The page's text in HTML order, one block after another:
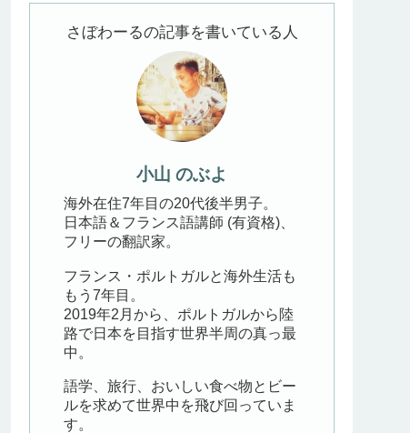
さぼわーるの記事を書いている人
小山 のぶよ
海外在住7年目の20代後半男子。
日本語＆フランス語講師 (有資格)、
フリーの翻訳家。
フランス・ポルトガルと海外生活も
もう7年目。
2019年2月から、ポルトガルから陸
路で日本を目指す世界半周の真っ最
中。
語学、旅行、おいしい食べ物とビー
ルを求めて世界中を飛び回っていま
す。